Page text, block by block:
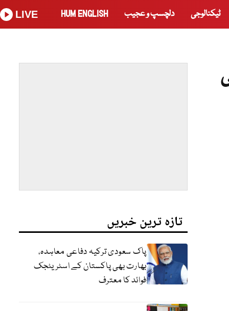
ٹیکنالوجی دلچسپ و عجیب HUM ENGLISH
LIVE
تازہ ترین خبریں
پاک سعودی ترکیہ دفاعی معاہدہ،
بھارت بھی پاکستان کے اسٹریٹجک
فوائد کا معترف